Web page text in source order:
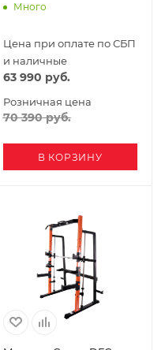
Много
Цена при оплате по СБП
и наличные
63 990 руб.
Розничная цена
70 390руб.
В КОРЗИНУ